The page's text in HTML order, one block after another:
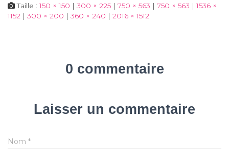
Taille :150 × 150 | 300 × 225 | 750 × 563 | 750 × 563 | 1536 ×
1152 | 300 × 200 | 360 × 240 | 2016 × 1512
0 commentaire
Laisser un commentaire
Nom *